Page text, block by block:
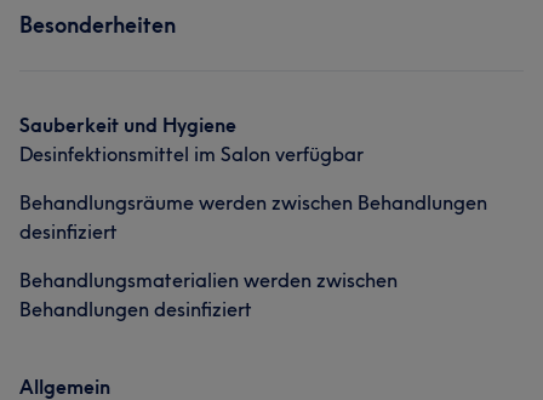
Portfolio
Was unsere Kunden über Alex sagen
Besonderheiten
Sauberkeit und Hygiene
Desinfektionsmittel im Salon verfügbar
Behandlungsräume werden zwischen Behandlungen
desinfiziert
Behandlungsmaterialien werden zwischen
Behandlungen desinfiziert
Allgemein